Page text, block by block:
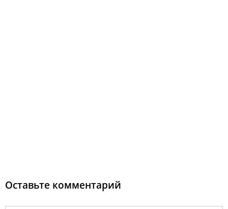
Оставьте комментарий